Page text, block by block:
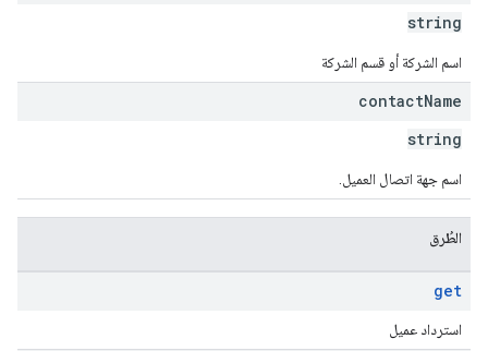
string
اسم الشركة أو قسم الشركة
contactName
string
اسم جهة اتصال العميل.
الطُرق
get
استرداد عميل